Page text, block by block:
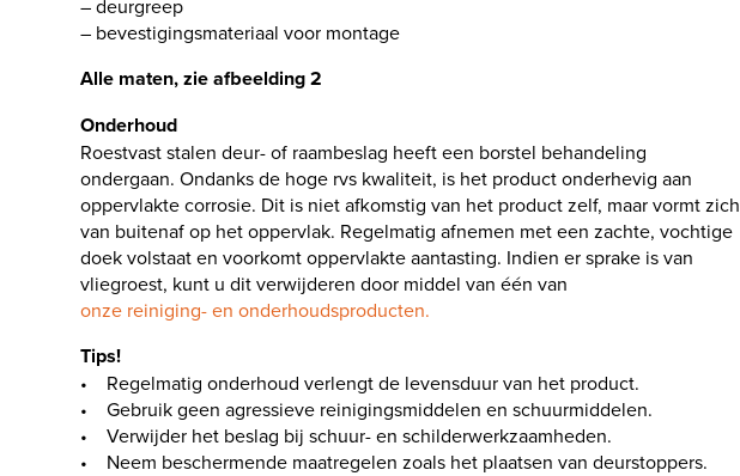
– deurgreep
– bevestigingsmateriaal voor montage
Alle maten, zie afbeelding 2
Onderhoud
Roestvast stalen deur- of raambeslag heeft een borstel behandeling
ondergaan. Ondanks de hoge rvs kwaliteit, is het product onderhevig aan
oppervlakte corrosie. Dit is niet afkomstig van het product zelf, maar vormt zich
van buitenaf op het oppervlak. Regelmatig afnemen met een zachte, vochtige
doek volstaat en voorkomt oppervlakte aantasting. Indien er sprake is van
vliegroest, kunt u dit verwijderen door middel van één van
onze reiniging- en onderhoudsproducten.
Tips!
• Regelmatig onderhoud verlengt de levensduur van het product.
• Gebruik geen agressieve reinigingsmiddelen en schuurmiddelen.
• Verwijder het beslag bij schuur- en schilderwerkzaamheden.
• Neem beschermende maatregelen zoals het plaatsen van deurstoppers.